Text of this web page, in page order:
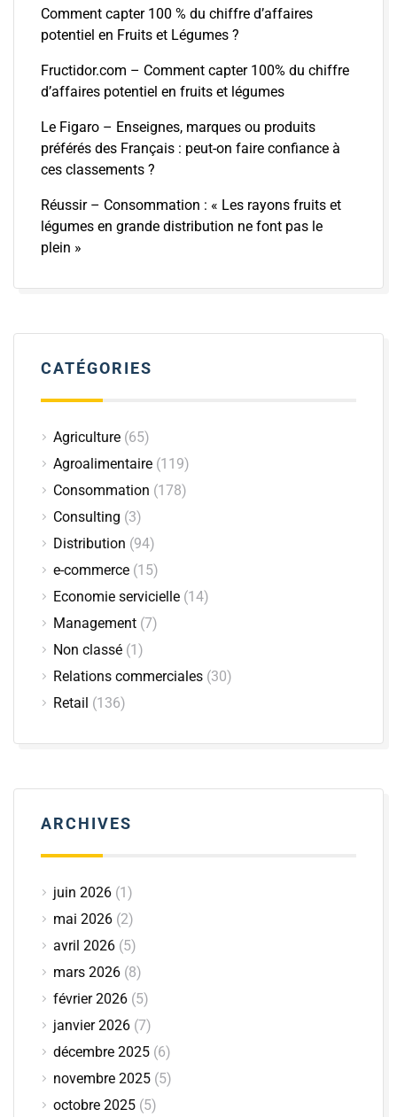
Comment capter 100 % du chiffre d’affaires
potentiel en Fruits et Légumes ?
Fructidor.com – Comment capter 100% du chiffre
d’affaires potentiel en fruits et légumes
Le Figaro – Enseignes, marques ou produits
préférés des Français : peut-on faire confiance à
ces classements ?
Réussir – Consommation : « Les rayons fruits et
légumes en grande distribution ne font pas le
plein »
CATÉGORIES
Agriculture (65)
Agroalimentaire (119)
Consommation (178)
Consulting (3)
Distribution (94)
e-commerce (15)
Economie servicielle (14)
Management (7)
Non classé (1)
Relations commerciales (30)
Retail (136)
ARCHIVES
juin 2026 (1)
mai 2026 (2)
avril 2026 (5)
mars 2026 (8)
février 2026 (5)
janvier 2026 (7)
décembre 2025 (6)
novembre 2025 (5)
octobre 2025 (5)